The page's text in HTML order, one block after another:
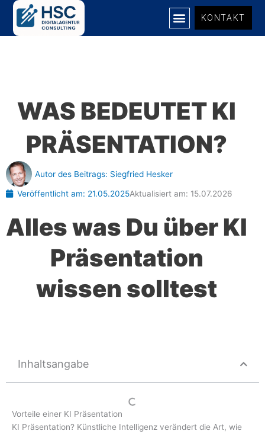
Zum
springen
KONTAKT
WAS BEDEUTET KI
PRÄSENTATION?
Autor des Beitrags: Siegfried Hesker
Veröffentlicht am: 21.05.2025Aktualisiert am: 15.07.2026
Alles was Du über KI
Präsentation
wissen solltest
Inhaltsangabe
Vorteile einer KI Präsentation
KI Präsentation? Künstliche Intelligenz verändert die Art, wie